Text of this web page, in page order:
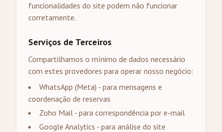
funcionalidades do site podem não funcionar
corretamente.
Serviços de Terceiros
Compartilhamos o mínimo de dados necessário
com estes provedores para operar nosso negócio:
WhatsApp (Meta) - para mensagens e
coordenação de reservas
Zoho Mail - para correspondência por e-mail
Google Analytics - para análise do site